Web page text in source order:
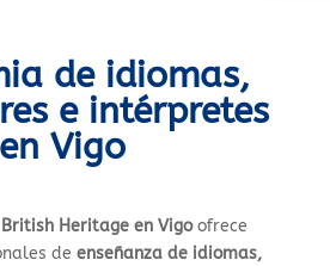
de idiomas,
e intérpretes
en Vigo
British Heritage en Vigoofrece
de enseñanza de idiomas,